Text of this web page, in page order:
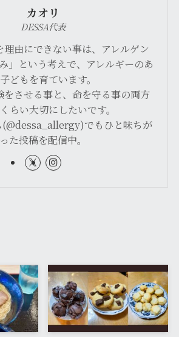
カオリ
DESSA代表
理由にできない事は、アレルゲン
」という考えで、アレルギーのあ
どもを育ています。
をさせる事と、命を守る事の両方
らい大切にしたいです。
(@dessa_allergy)でもひと味ちが
った投稿を配信中。